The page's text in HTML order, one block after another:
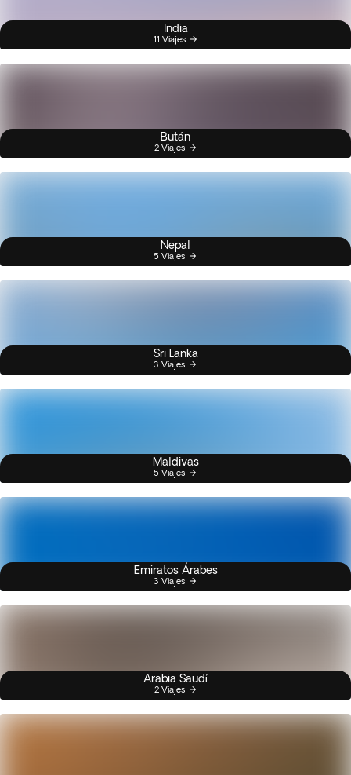
India
11 Viajes
Bután
2 Viajes
Nepal
5 Viajes
Sri Lanka
3 Viajes
Maldivas
5 Viajes
Emiratos Árabes
3 Viajes
Arabia Saudí
2 Viajes